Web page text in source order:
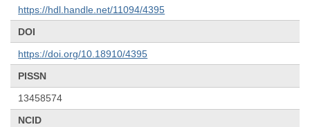
https://hdl.handle.net/11094/4395
DOI
https://doi.org/10.18910/4395
PISSN
13458574
NCID